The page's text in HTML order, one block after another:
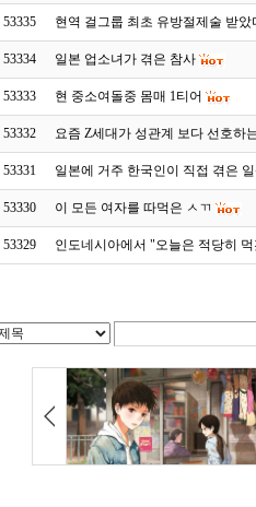
53335 현역 걸그룹 최초 유방절제술 받았
53334 일본 업소녀가 겪은 참사
53333 현 중소여돌중 몸매 1티어
53332 요즘 Z세대가 성관계 보다 선호하
53331 일본에 거주 한국인이 직접 겪은
53330 이 모든 여자를 따먹은 ㅅㄲ
53329 인도네시아에서 "오늘은 적당히